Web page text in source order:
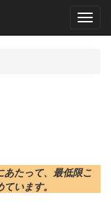
たって、最低限こ
います。